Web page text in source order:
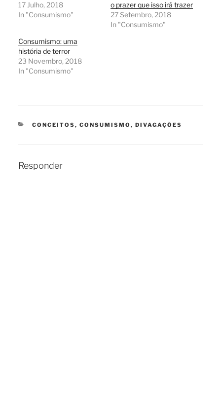
17 Julho, 2018
In "Consumismo"
o prazer que isso irá trazer
27 Setembro, 2018
In "Consumismo"
Consumismo: uma
história de terror
23 Novembro, 2018
In "Consumismo"
CATEGORIAS
CONCEITOS, CONSUMISMO , DIVAGAÇÕES
Responder